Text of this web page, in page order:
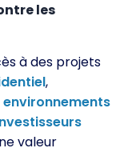
les
à des projets
,
environnements
valeur